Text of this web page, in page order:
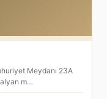
Meydanı 23A
m…